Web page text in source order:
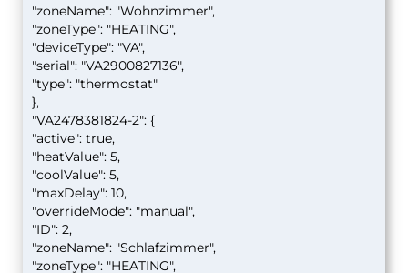
"zoneName": "Wohnzimmer",
"zoneType": "HEATING",
"deviceType": "VA",
"serial": "VA2900827136",
"type": "thermostat"
},
"VA2478381824-2": {
"active": true,
"heatValue": 5,
"coolValue": 5,
"maxDelay": 10,
"overrideMode": "manual",
"ID": 2,
"zoneName": "Schlafzimmer",
"zoneType": "HEATING",